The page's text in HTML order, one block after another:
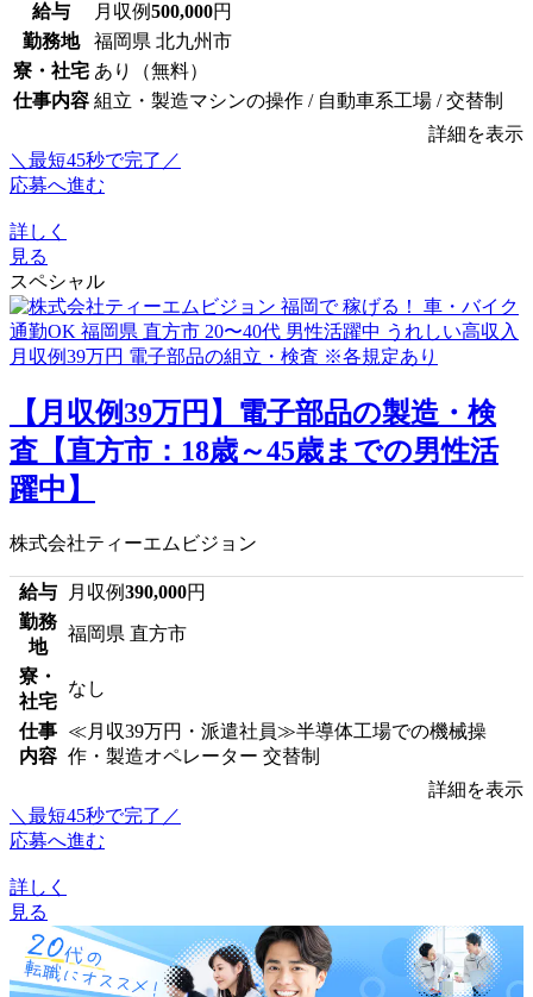
給与 月収例500,000円
勤務地
福岡県 北九州市
寮・社宅 あり（無料）
仕事内容 組立・製造マシンの操作 / 自動車系工場 / 交替制
詳細を表示
＼最短45秒で完了／
応募へ進む
詳しく
見る
スペシャル
【月収例39万円】電子部品の製造・検
査【直方市：18歳～45歳までの男性活
躍中】
株式会社ティーエムビジョン
給与 月収例390,000円
勤務
地
福岡県 直方市
寮・
社宅
なし
仕事
内容
≪月収39万円・派遣社員≫半導体工場での機械操
作・製造オペレーター 交替制
詳細を表示
＼最短45秒で完了／
応募へ進む
詳しく
見る